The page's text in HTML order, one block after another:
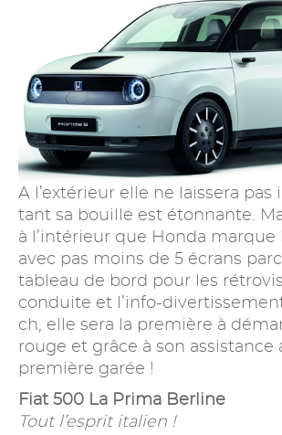
A l’extérieur elle ne laissera
tant sa bouille est étonnante.
à l’intérieur que Honda marque
avec pas moins de 5 écrans
tableau de bord pour les
conduite et l’info-
ch, elle sera la première à
rouge et grâce à son assistance
première garée !
Fiat 500 La Prima Berline
Tout l’esprit italien !